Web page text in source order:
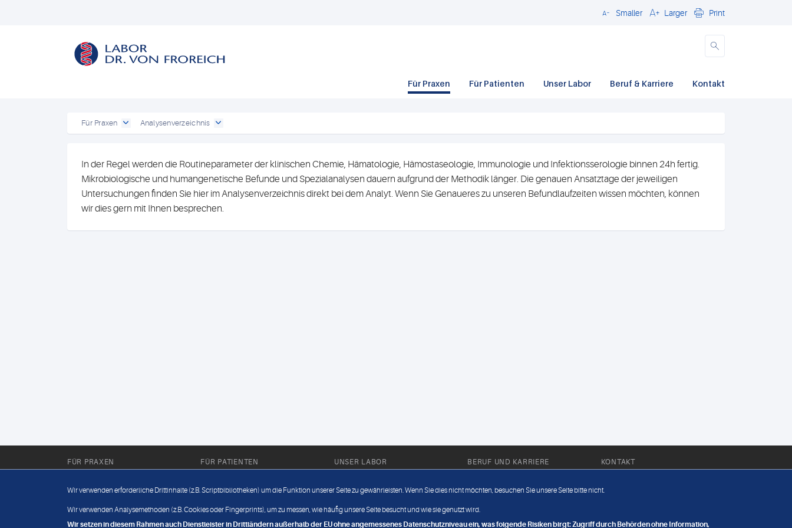
CloseSmaller Larger Print
Für Praxen Für Patienten Unser Labor Beruf & Karriere Kontakt
Für Praxen Analysenverzeichnis
In der Regel werden die Routineparameter der klinischen Chemie, Hämatologie, Hämostaseologie, Immunologie und Infektionsserologie binnen 24h fertig.
Mikrobiologische und humangenetische Befunde und Spezialanalysen dauern aufgrund der Methodik länger. Die genauen Ansatztage der jeweiligen
Untersuchungen finden Sie hier im Analysenverzeichnis direkt bei dem Analyt. Wenn Sie Genaueres zu unseren Befundlaufzeiten wissen möchten, können
wir dies gern mit Ihnen besprechen.
FÜR PRAXEN FÜR PATIENTEN UNSER LABOR
Außendienst
BERUF UND KARRIERE
Jobangebote
KONTAKT
Datenschutz
Wir verwenden erforderliche Drittinhalte (z.B. Scriptbibliotheken) um die Funktion unserer Seite zu gewährleisten. Wenn Sie dies nicht möchten, besuchen Sie unsere Seite bitte nicht.
Wir verwenden Analysemethoden (z.B. Cookies oder Fingerprints), um zu messen, wie häufig unsere Seite besucht und wie sie genutzt wird.
Wir setzen in diesem Rahmen auch Dienstleister in Drittländern außerhalb der EU ohne angemessenes Datenschutzniveau ein, was folgende Risiken birgt: Zugriff durch Behörden ohne Information,